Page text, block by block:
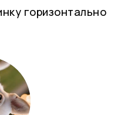
горизонтально